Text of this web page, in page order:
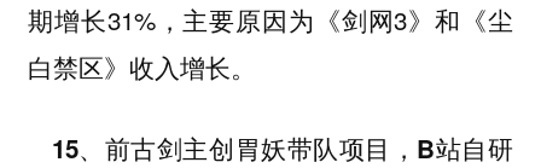
期增长31%，主要原因为《剑网3》和《尘
白禁区》收入增长。
15、前古剑主创胃妖带队项目，B站自研